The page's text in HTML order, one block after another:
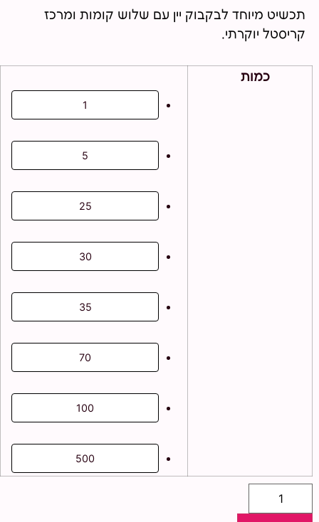
תכשיט מיוחד לבקבוק יין עם שלוש קומות ומרכז
קריסטל יוקרתי.
כמות
1
5
25
30
35
70
100
500
כמות
ערכת